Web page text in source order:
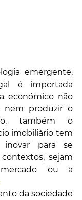
emergente,
é importada
económico não
nem produzir o
também o
imobiliário tem
para se
sejam
da sociedade